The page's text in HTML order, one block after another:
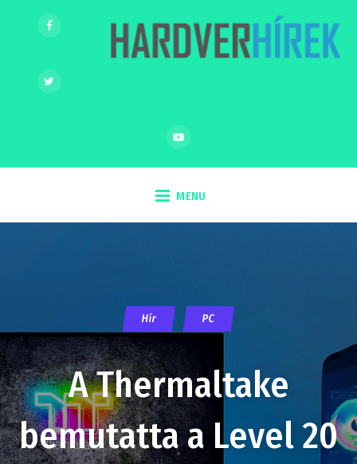
MENU
Hír PC
A Thermaltake
bemutatta a Level 20